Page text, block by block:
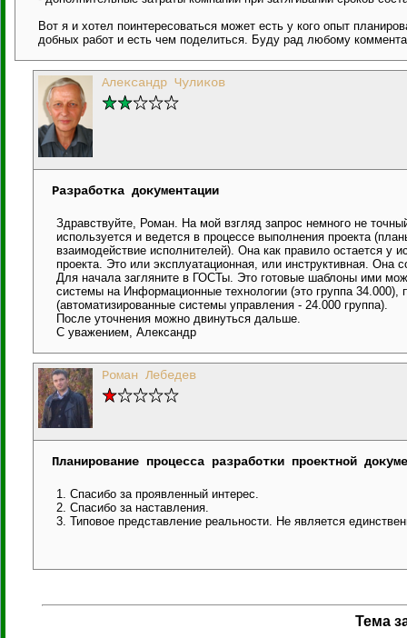
Вот я и хотел поинтересоваться может есть у кого опыт
добных работ и есть чем поделиться. Буду рад любому
Александр Чуликов
Разработка документации
Здравствуйте, Роман. На мой взгляд запрос немного не
используется и ведется в процессе выполнения проекта
взаимодействие исполнителей). Она как правило остается у
проекта. Это или эксплуатационная, или инструктивная. Она
Для начала загляните в ГОСТы. Это готовые шаблоны ими
системы на Информационные технологии (это группа
(автоматизированные системы управления - 24.000 группа).
После уточнения можно двинуться дальше.
С уважением, Александр
Роман Лебедев
Планирование процесса разработки проектной
1. Спасибо за проявленный интерес.
2. Спасибо за наставления.
3. Типовое представление реальности. Не является
Тема